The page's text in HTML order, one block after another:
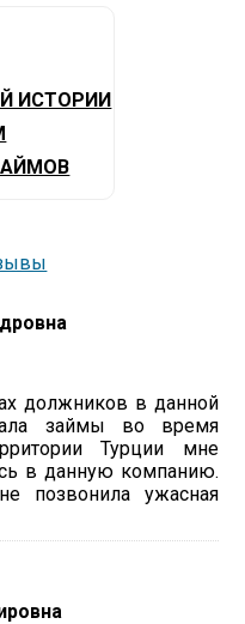
ИСТОРИИ
должников в данной
займы во время
Турции мне
в данную компанию.
позвонила ужасная